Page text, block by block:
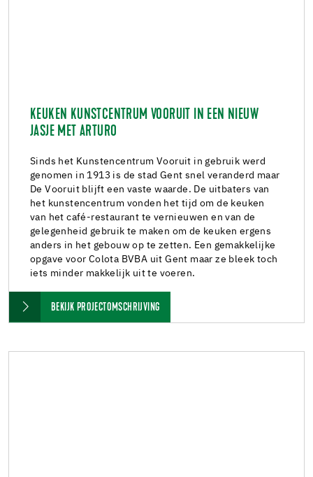
KEUKEN KUNSTCENTRUM VOORUIT IN EEN NIEUW
JASJE MET ARTURO
Sinds het Kunstencentrum Vooruit in gebruik werd
genomen in 1913 is de stad Gent snel veranderd maar
De Vooruit blijft een vaste waarde. De uitbaters van
het kunstencentrum vonden het tijd om de keuken
van het café-restaurant te vernieuwen en van de
gelegenheid gebruik te maken om de keuken ergens
anders in het gebouw op te zetten. Een gemakkelijke
opgave voor Colota BVBA uit Gent maar ze bleek toch
iets minder makkelijk uit te voeren.
BEKIJK PROJECTOMSCHRIJVING